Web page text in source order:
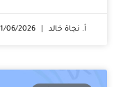
أ. نجاة خالد